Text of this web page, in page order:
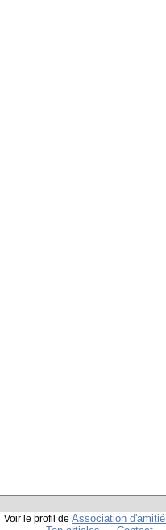
Voir le profil de Association